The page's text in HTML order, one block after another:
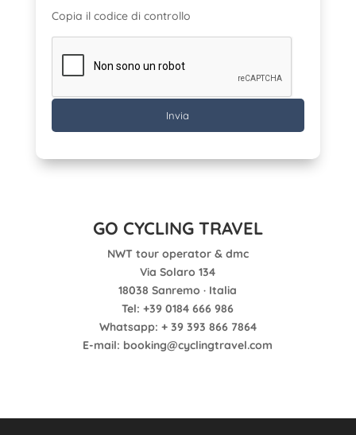
Copia il codice di controllo
GO CYCLING TRAVEL
NWT tour operator & dmc
Via Solaro 134
18038 Sanremo · Italia
Tel: +39 0184 666 986
Whatsapp: + 39 393 866 7864
E-mail: booking@cyclingtravel.com